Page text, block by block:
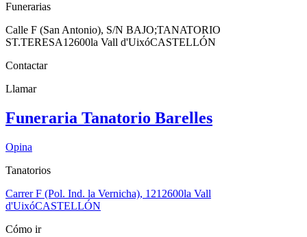
Funerarias
Calle F (San Antonio), S/N BAJO;TANATORIO
ST.TERESA12600la Vall d'UixóCASTELLÓN
Contactar
Llamar
Funeraria Tanatorio Barelles
Opina
Tanatorios
Carrer F (Pol. Ind. la Vernicha), 1212600la Vall
d'UixóCASTELLÓN
Cómo ir